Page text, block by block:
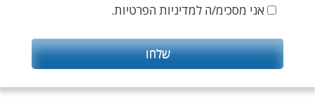
אני מסכימ/ה למדיניות הפרטיות.